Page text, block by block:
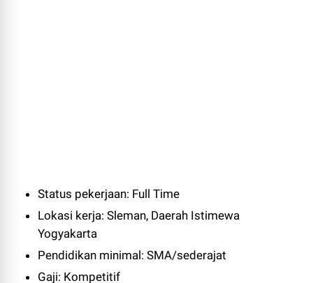
Status pekerjaan: Full Time
Lokasi kerja: Sleman, Daerah Istimewa
Yogyakarta
Pendidikan minimal: SMA/sederajat
Gaji: Kompetitif